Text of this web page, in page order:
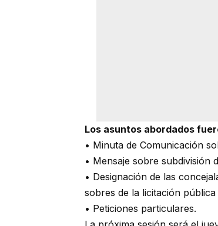
Los asuntos abordados
• Minuta de Comunicación
• Mensaje sobre subdivisión
• Designación de las
sobres de la licitación pública
• Peticiones particulares.